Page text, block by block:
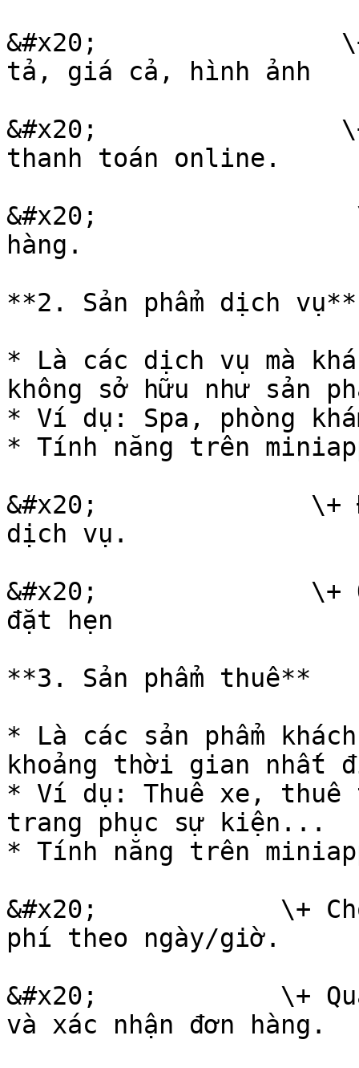
&#x20;                \+
tả, giá cả, hình ảnh
&#x20;                \+
thanh toán online.
&#x20;                 \+
hàng.
**2. Sản phẩm dịch vụ**
* Là các dịch vụ mà
không sở hữu như sản
* Ví dụ: Spa, phòng
* Tính năng trên
&#x20;              \+
dịch vụ.
&#x20;              \+
đặt hẹn
**3. Sản phẩm thuê**
* Là các sản phẩm
khoảng thời gian
* Ví dụ: Thuê xe,
trang phục sự kiện...
* Tính năng trên
&#x20;            \+
phí theo ngày/giờ.
&#x20;            \+
và xác nhận đơn hàng.